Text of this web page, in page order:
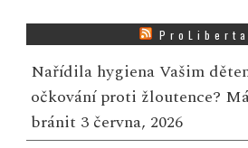
Nařídila hygiena Vašim
očkování proti žloutence?
bránit 3 června, 2026